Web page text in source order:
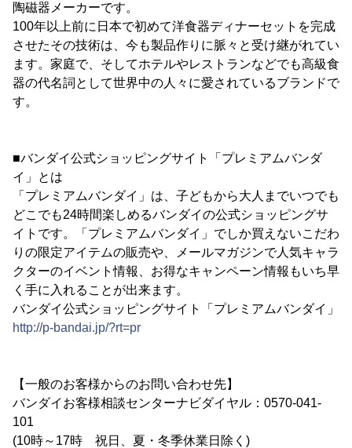
陶磁器メーカーです。
100年以上前に日本で初めて洋食器ディナーセットを完成
させたその技術は、今も製品作りに脈々と受け継がれてい
ます。家庭で、そしてホテルやレストランなどでも高級食
器の代名詞として世界中の人々に愛されているブランドで
す。
■バンダイ公式ショッピングサイト「プレミアムバンダ
イ」とは
「プレミアムバンダイ」は、子どもから大人までいつでも
どこでも24時間楽しめるバンダイの公式ショッピングサ
イトです。「プレミアムバンダイ」でしか買えないこだわ
りの限定アイテムの販売や、メールマガジンで人気キャラ
クターのイベント情報、お得なキャンペーン情報もいち早
く手に入れることが出来ます。
バンダイ公式ショッピングサイト「プレミアムバンダイ」
http://p-bandai.jp/?rt=pr
【一般のお客様からのお問い合わせ先】
バンダイお客様相談センターナビダイヤル：0570-041-
101
(10時～17時 祝日、夏・冬季休業日除く)